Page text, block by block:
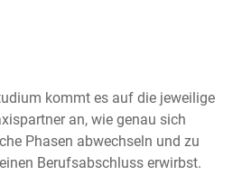
kommt es auf die jeweilige
an, wie genau sich
Phasen abwechseln und zu
Berufsabschluss erwirbst.